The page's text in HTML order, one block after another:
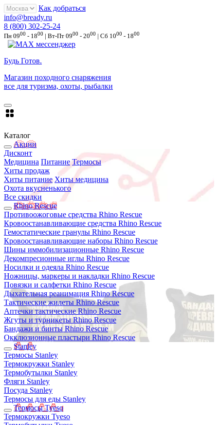
Как добраться
info@bready.ru
8 (800) 302-25-24
Пн 0900 - 1800 | Вт-Пт 0900 - 2000 | Сб 1000 - 1800
Будь Готов.
Магазин походного снаряжения
все для туризма, охоты, рыбалки
Каталог
Акции
Дисконт
Медицина Питание Термосы
Хиты продаж
Хиты питание Хиты медицина
Охота вкусненького
Все скидки
Rhino Rescue
Противоожоговые средства Rhino Rescue
Кровоостанавливающие средства Rhino Rescue
Гемостатические гранулы Rhino Rescue
Кровоостанавливающие наборы Rhino Rescue
Шины иммобилизационные Rhino Rescue
Декомпресионные иглы Rhino Rescue
Носилки и одеяла Rhino Rescue
Ножницы, маркеры и накладки Rhino Rescue
Повязки и салфетки Rhino Rescue
Дыхательная реанимация Rhino Rescue
Тактические жилеты Rhino Rescue
Аптечки тактические Rhino Rescue
Жгуты и турникеты Rhino Rescue
Бандажи и бинты Rhino Rescue
Окклюзионные пластыри Rhino Rescue
Stanley
Термосы Stanley
Термокружки Stanley
Термобутылки Stanley
Фляги Stanley
Посуда Stanley
Термосы для еды Stanley
Термосы Tyeso
Термокружки Tyeso